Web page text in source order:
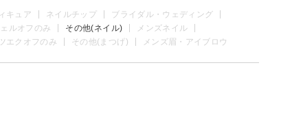
キュア ネイルチップ
ブライダル・ウェディング
ルオフのみ その他(ネイル)
メンズネイル
エクオフのみ その他(まつげ) メンズ眉・アイブロウ